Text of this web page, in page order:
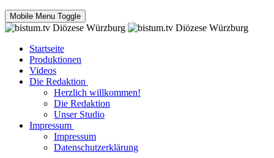
Mobile Menu Toggle
Startseite
Produktionen
Videos
Die Redaktion
Herzlich willkommen!
Die Redaktion
Unser Studio
Impressum
Impressum
Datenschutzerklärung